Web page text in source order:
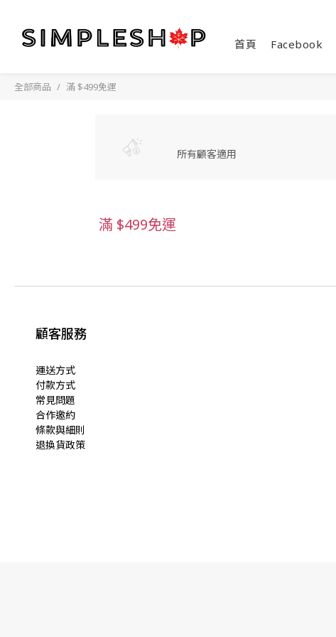
首頁 Facebook
全部商品 滿 $499免運
所有顧客適用
滿 $499免運
顧客服務
運送方式
付款方式
常見問題
合作邀約
條款與細則
退換貨政策